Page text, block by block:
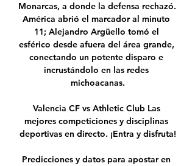
Monarcas, a donde la defensa rechazó.
América abrió el marcador al minuto
11; Alejandro Argüello tomó el
esférico desde afuera del área grande,
conectando un potente disparo e
incrustándolo en las redes
michoacanas.
Valencia CF vs Athletic Club Las
mejores competiciones y disciplinas
deportivas en directo. ¡Entra y disfruta!
Predicciones y datos para apostar en